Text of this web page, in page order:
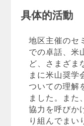
具体的活動
地区主催のセ
での卓話、米
ど、さまざま
まに米山奨学
ついての理解
ました。また
協力を呼びか
り組んでまい